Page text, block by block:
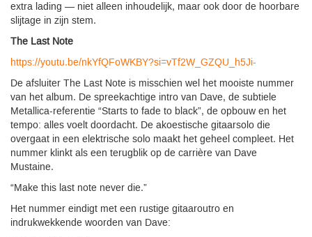
extra lading — niet alleen inhoudelijk, maar ook door de hoorbare
slijtage in zijn stem.
The Last Note
https://youtu.be/nkYfQFoWKBY?si=vTf2W_GZQU_h5Ji-
De afsluiter The Last Note is misschien wel het mooiste nummer
van het album. De spreekachtige intro van Dave, de subtiele
Metallica-referentie “Starts to fade to black”, de opbouw en het
tempo: alles voelt doordacht. De akoestische gitaarsolo die
overgaat in een elektrische solo maakt het geheel compleet. Het
nummer klinkt als een terugblik op de carrière van Dave
Mustaine.
“Make this last note never die.”
Het nummer eindigt met een rustige gitaaroutro en
indrukwekkende woorden van Dave: